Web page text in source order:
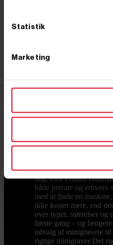
Statistik
Marketing
husstand typisk kræver
uden udsving, så
skade. Vores digitale
nødstrøm til huset? Ja.
elnettet og generatoren
En lydsvag dieselmodel
solidt udgangspunkt for
Minigraver
til byggepladsen En
du skal lægge dræn i
fundament eller løse
dag. Hos Primus
både private og
med at finde en
ikke koster mere, end
over typer, størrelser og
første gang – og
udvalg af minigravere
rigtige minigraver Det